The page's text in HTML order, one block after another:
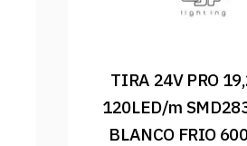
TIRA 24V PRO
120LED/m
BLANCO FRIO